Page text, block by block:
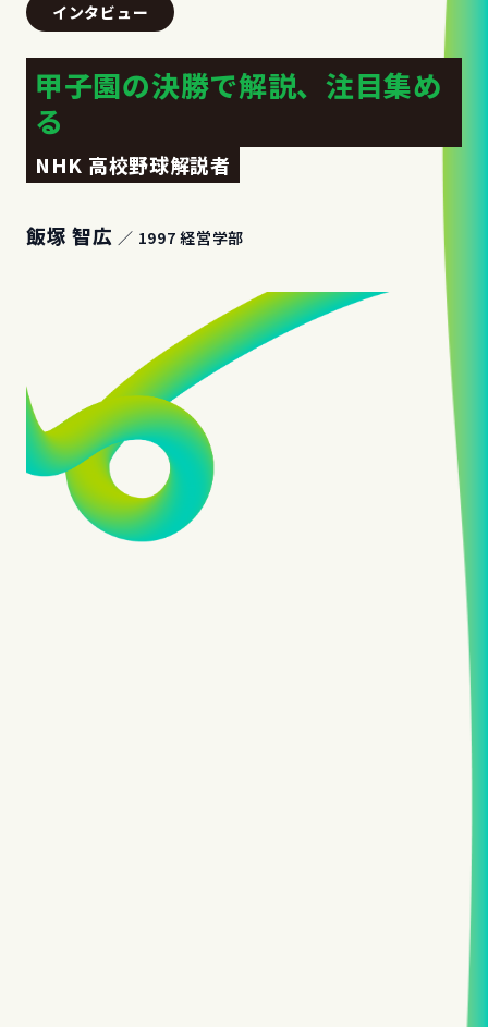
インタビュー
甲子園の決勝で解説、注目集め
る
NHK 高校野球解説者
飯塚 智広 ／ 1997 経営学部